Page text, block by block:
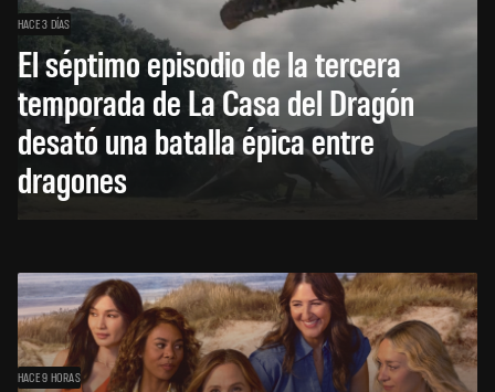
HACE 3 DÍAS
El séptimo episodio de la tercera
temporada de La Casa del Dragón
desató una batalla épica entre
dragones
HACE 9 HORAS